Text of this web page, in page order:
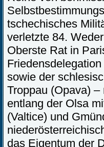
tschechisches
verletzte 84.
Oberste Rat in
sowie der
Troppau (Opava)
entlang der Olsa
(Valtice) und
das Eigentum der